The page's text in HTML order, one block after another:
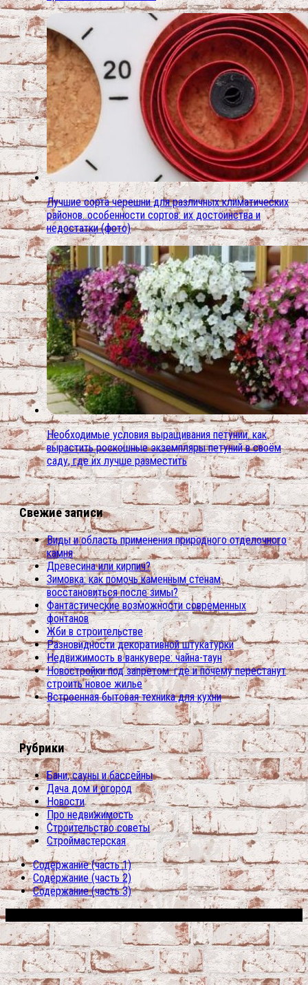
Лучшие сорта черешни для различных климатических
районов. особенности сортов: их достоинства и
недостатки (фото)
Необходимые условия выращивания петунии. как
вырастить роскошные экземпляры петуний в своём
саду, где их лучше разместить
Свежие записи
Виды и область применения природного отделочного
камня
Древесина или кирпич?
Зимовка: как помочь каменным стенам
восстановиться после зимы?
Фантастические возможности современных
фонтанов
Жби в строительстве
Разновидности декоративной штукатурки
Недвижимость в ванкувере: чайна-таун
Новостройки под запретом: где и почему перестанут
строить новое жилье
Встроенная бытовая техника для кухни
Рубрики
Бани, сауны и бассейны
Дача дом и огород
Новости
Про недвижимость
Строительство советы
Строймастерская
Содержание (часть 1)
Содержание (часть 2)
Содержание (часть 3)